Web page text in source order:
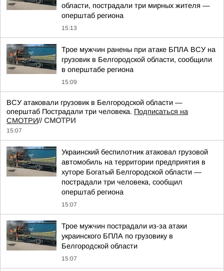
области, пострадали три мирных жителя —
оперштаб региона
15:13
Трое мужчин ранены при атаке БПЛА ВСУ на
грузовик в Белгородской области, сообщили
в оперштабе региона
15:09
ВСУ атаковали грузовик в Белгородской области —
оперштаб Пострадали три человека. Подписаться на
СМОТРИ// СМОТРИ
15:07
Украинский беспилотник атаковал грузовой
автомобиль на территории предприятия в
хуторе Богатый Белгородской области —
пострадали три человека, сообщил
оперштаб региона
15:07
Трое мужчин пострадали из-за атаки
украинского БПЛА по грузовику в
Белгородской области
15:07